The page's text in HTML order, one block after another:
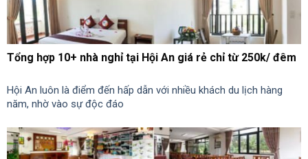
Tổng hợp 10+ nhà nghỉ tại Hội An giá rẻ chỉ từ 250k/ đêm
Hội An luôn là điểm đến hấp dẫn với nhiều khách du lịch hàng
năm, nhờ vào sự độc đáo